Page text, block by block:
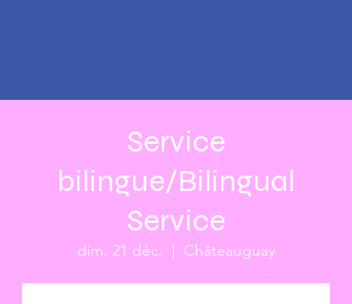
Service
bilingue/Bilingual
Service
dim. 21 déc.
  |
Châteauguay